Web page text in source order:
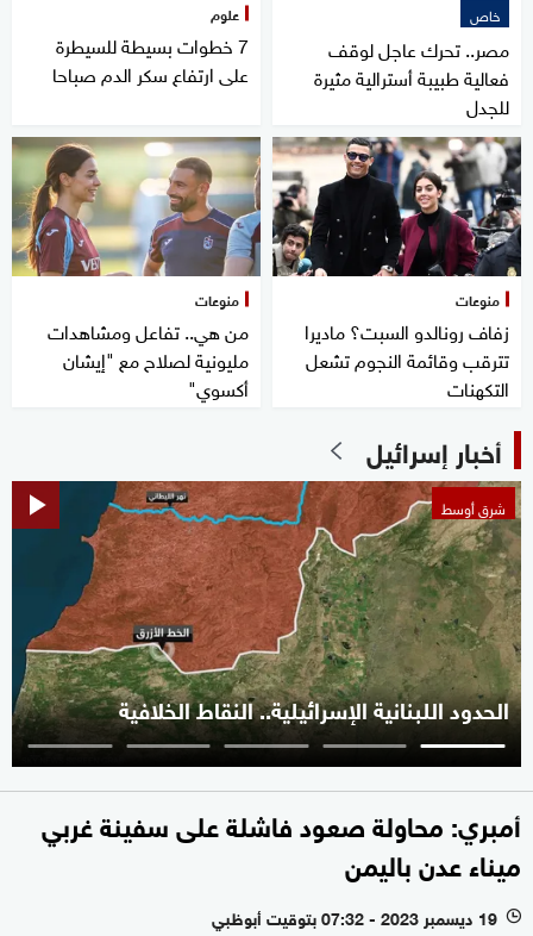
خاص
مصر.. تحرك عاجل لوقف
فعالية طبيبة أسترالية مثيرة
للجدل
علوم
7 خطوات بسيطة للسيطرة
على ارتفاع سكر الدم صباحا
منوعات
زفاف رونالدو السبت؟ ماديرا
تترقب وقائمة النجوم تشعل
التكهنات
منوعات
من هي.. تفاعل ومشاهدات
مليونية لصلاح مع "إيشان
أكسوي"
أخبار إسرائيل
شرق أوسط
الحدود اللبنانية الإسرائيلية.. النقاط الخلافية
أمبري: محاولة صعود فاشلة على سفينة غربي
ميناء عدن باليمن
l 19 ديسمبر 2023 - 07:32 بتوقيت أبوظبي